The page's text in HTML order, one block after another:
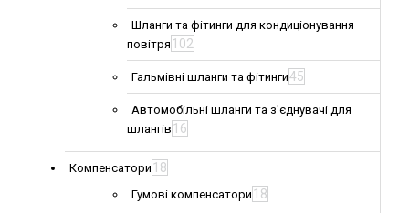
Шланги та фітинги для кондиціонування
повітря 102
Гальмівні шланги та фітинги45
Автомобільні шланги та з'єднувачі для
шлангів 16
Компенсатори 18
Гумові компенсатори 18